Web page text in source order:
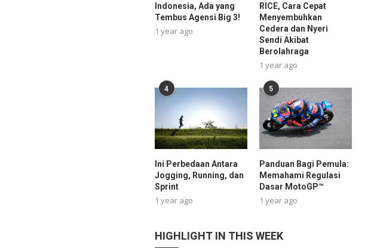
Indonesia, Ada yang
Tembus Agensi Big 3!
1 year ago
RICE, Cara Cepat
Menyembuhkan
Cedera dan Nyeri
Sendi Akibat
Berolahraga
1 year ago
4
Ini Perbedaan Antara
Jogging, Running, dan
Sprint
1 year ago
5
Panduan Bagi Pemula:
Memahami Regulasi
Dasar MotoGP™
1 year ago
HIGHLIGHT IN THIS WEEK